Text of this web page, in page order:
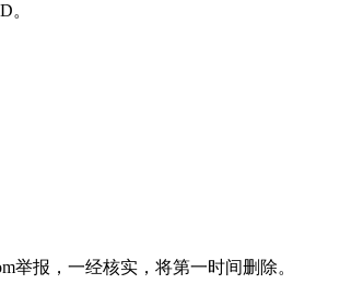
。
举报，一经核实，将第一时间删除。